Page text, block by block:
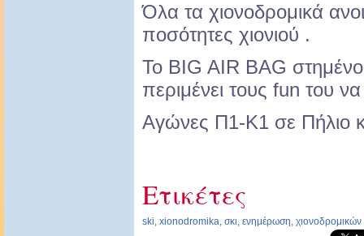
Όλα τα χιονοδρομικά
ποσότητες χιονιού .
Το BIG AIR BAG
περιμένει τους fun του
Αγώνες Π1-Κ1 σε Πήλιο
Ετικέτες
ski, xionodromika, σκι, ενημέρωση, χιονοδρομικών